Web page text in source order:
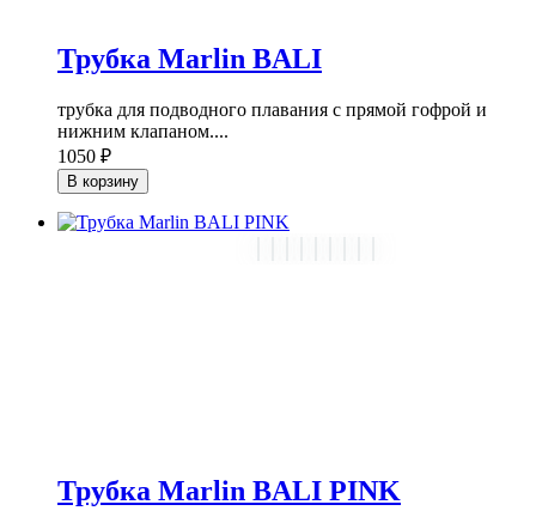
Трубка Marlin BALI
трубка для подводного плавания с прямой гофрой и
нижним клапаном....
1050 ₽
В корзину
Трубка Marlin BALI PINK